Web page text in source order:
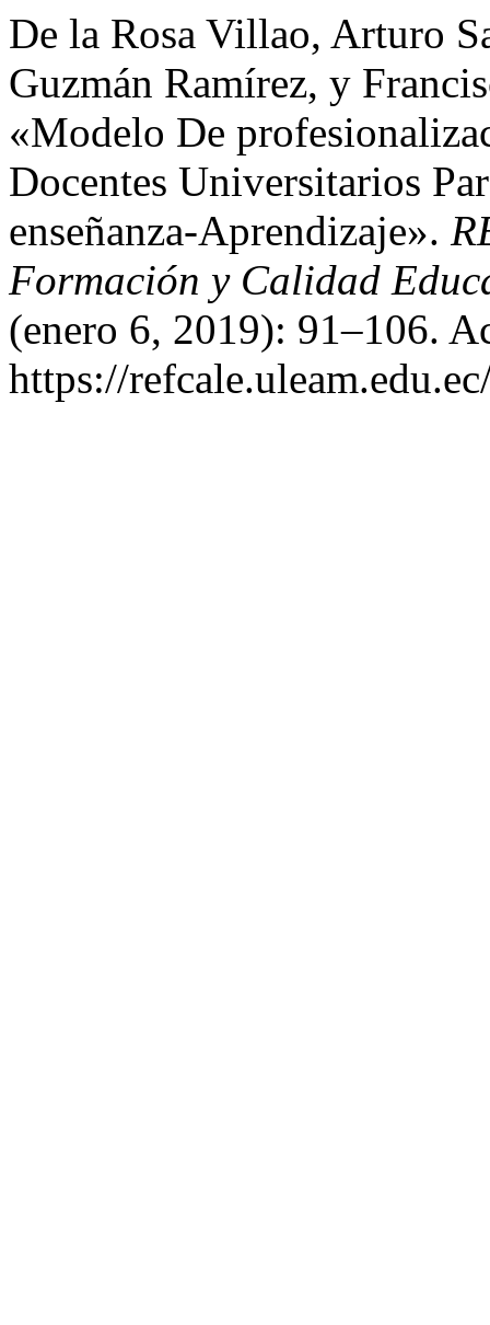
De la Rosa Villao, Arturo
Guzmán Ramírez, y
«Modelo De
Docentes Universitarios
enseñanza-Aprendizaje».
Formación y Calidad
(enero 6, 2019): 91–106.
https://